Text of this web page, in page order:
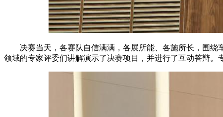
决赛当天，各赛队自信满满，各展所能、各施所长，围绕
领域的专家评委们讲解演示了决赛项目，并进行了互动答辩